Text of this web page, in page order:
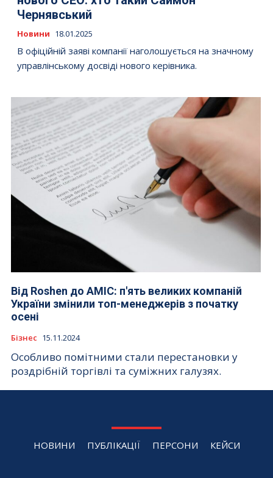
Чернявський
Новини 18.01.2025
В офіційній заяві компанії наголошується на значному
управлінському досвіді нового керівника.
Від Roshen до AMIC: п'ять великих компаній
України змінили топ-менеджерів з початку
осені
Бізнес 15.11.2024
Особливо помітними стали перестановки у
роздрібній торгівлі та суміжних галузях.
НОВИНИ ПУБЛІКАЦІЇ ПЕРСОНИ КЕЙСИ